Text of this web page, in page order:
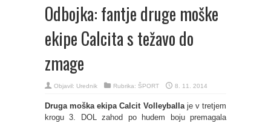
Odbojka: fantje druge moške
ekipe Calcita s težavo do
zmage
Objavil: Urednik Rubrika: ŠPORT 8. 11. 2014
Druga moška ekipa Calcit Volleyballaje v tretjem
krogu 3. DOL zahod po hudem boju premagala